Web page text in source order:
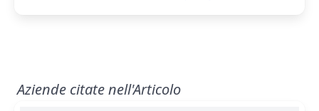
Aziende citate nell'Articolo